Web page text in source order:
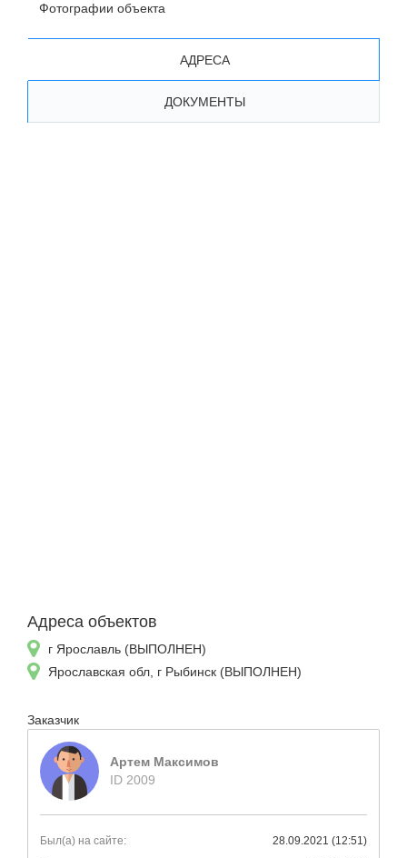
Фотографии объекта
АДРЕСА
ДОКУМЕНТЫ
Адреса объектов
г Ярославль (ВЫПОЛНЕН)
Ярославская обл, г Рыбинск (ВЫПОЛНЕН)
Заказчик
Артем Максимов
ID 2009
Был(а) на сайте:
28.09.2021 (12:51)